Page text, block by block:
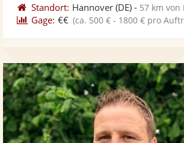
Standort: Hannover (DE) - 57 km von
Gage: €€ (ca. 500 € - 1800 € pro